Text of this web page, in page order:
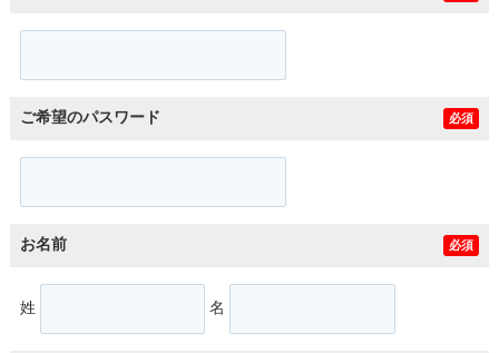
ご希望のパスワード 必須
お名前 必須
姓 名